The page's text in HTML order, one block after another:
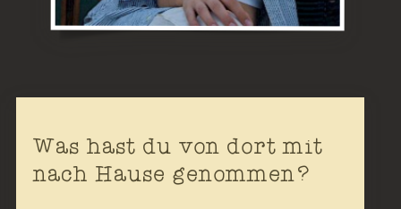
Was hast du von dort mit
nach Hause genommen?